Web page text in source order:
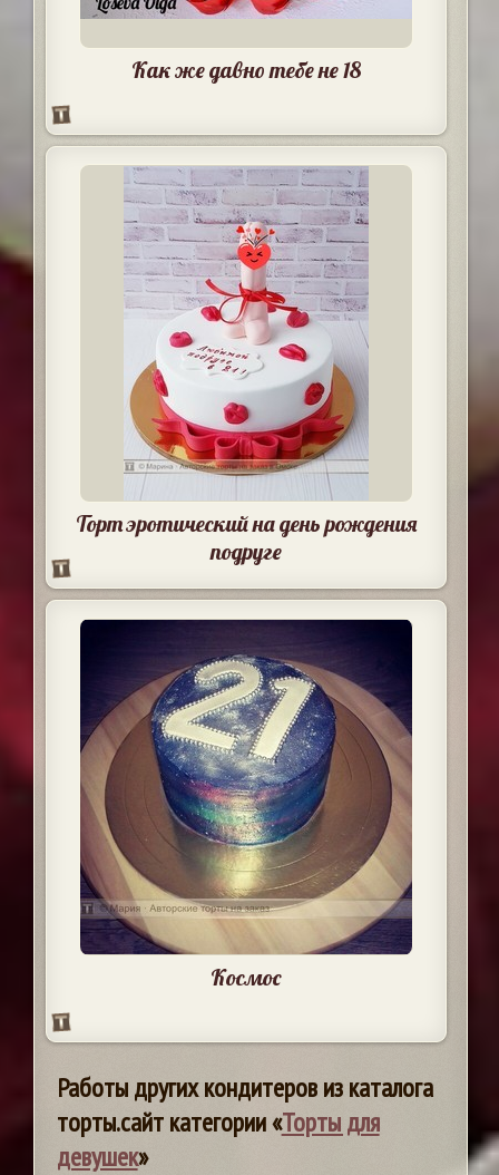
Как же давно тебе не 18
Торт эротический на день рождения
подруге
Космос
Работы других кондитеров из каталога
торты.сайт категории «Торты для
девушек»